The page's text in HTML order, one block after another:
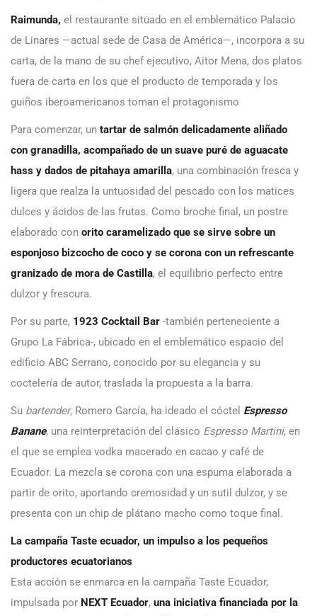
Raimunda, el restaurante situado en el emblemático Palacio
de Linares —actual sede de Casa de América—, incorpora a su
carta, de la mano de su chef ejecutivo, Aitor Mena, dos platos
fuera de carta en los que el producto de temporada y los
guiños iberoamericanos toman el protagonismo
Para comenzar, un tartar de salmón delicadamente aliñado
con granadilla, acompañado de un suave puré de aguacate
hass y dados de pitahaya amarilla, una combinación fresca y
ligera que realza la untuosidad del pescado con los matices
dulces y ácidos de las frutas. Como broche final, un postre
elaborado con orito caramelizado que se sirve sobre un
esponjoso bizcocho de coco y se corona con un refrescante
granizado de mora de Castilla, el equilibrio perfecto entre
dulzor y frescura.
Por su parte, 1923 Cocktail Bar -también perteneciente a
Grupo La Fábrica-, ubicado en el emblemático espacio del
edificio ABC Serrano, conocido por su elegancia y su
coctelería de autor, traslada la propuesta a la barra.
Su bartender, Romero García, ha ideado el cóctel Espresso
Banane, una reinterpretación del clásico Espresso Martini, en
el que se emplea vodka macerado en cacao y café de
Ecuador. La mezcla se corona con una espuma elaborada a
partir de orito, aportando cremosidad y un sutil dulzor, y se
presenta con un chip de plátano macho como toque final.
La campaña Taste ecuador, un impulso a los pequeños
productores ecuatorianos
Esta acción se enmarca en la campaña Taste Ecuador,
impulsada por NEXT Ecuador, una iniciativa financiada por la